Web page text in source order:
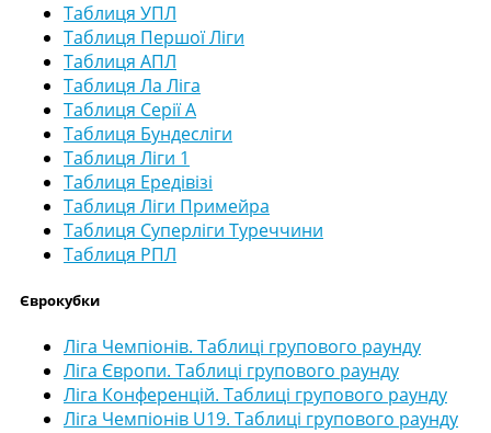
Таблиця УПЛ
Таблиця Першої Ліги
Таблиця АПЛ
Таблиця Ла Ліга
Таблиця Серії А
Таблиця Бундесліги
Таблиця Ліги 1
Таблиця Ередівізі
Таблиця Ліги Примейра
Таблиця Суперліги Туреччини
Таблиця РПЛ
Єврокубки
Ліга Чемпіонів. Таблиці групового раунду
Ліга Європи. Таблиці групового раунду
Ліга Конференцій. Таблиці групового раунду
Ліга Чемпіонів U19. Таблиці групового раунду